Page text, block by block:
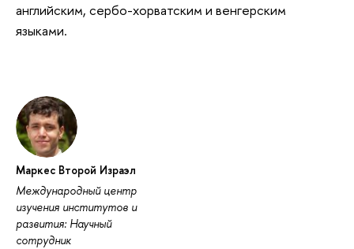
английским, сербо-хорватским и венгерским
языками.
Маркес Второй Израэл
Международный центр
изучения институтов и
развития: Научный
сотрудник